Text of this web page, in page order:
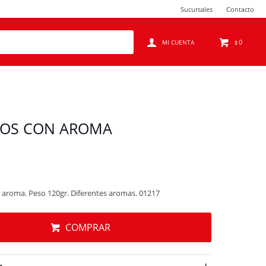
$0
Sucursales Contacto
CON AROMA
Peso 120gr. Diferentes aromas. 01217
COMPRAR